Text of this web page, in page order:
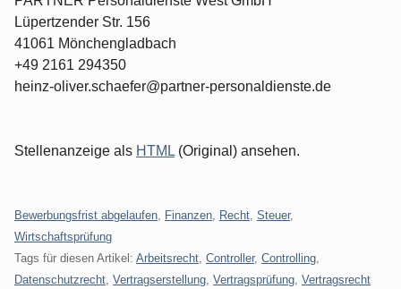
Lüpertzender Str. 156
41061 Mönchengladbach
+49 2161 294350
heinz-oliver.schaefer@partner-personaldienste.de
Stellenanzeige als HTML (Original) ansehen.
Kategorien:
Bewerbungsfrist abgelaufen Finanzen Recht Steuer,
Wirtschaftsprüfung
Tags für diesen Artikel: Arbeitsrecht Controller, Controlling
Datenschutzrecht Vertragserstellung Vertragsprüfung Vertragsrecht